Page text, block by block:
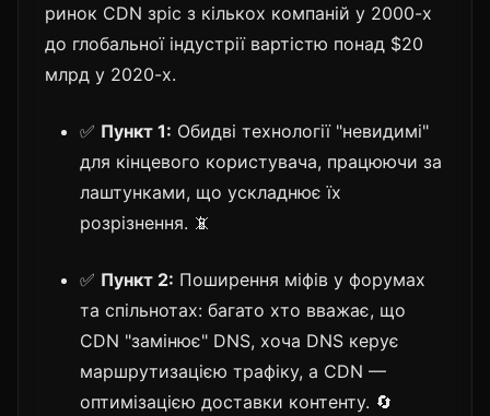
ринок CDN зріс з кількох компаній у 2000-х
до глобальної індустрії вартістю понад $20
млрд у 2020-х.
✅ Пункт 1: Обидві технології "невидимі"
для кінцевого користувача, працюючи за
лаштунками, що ускладнює їх
розрізнення. 📵
✅ Пункт 2: Поширення міфів у форумах
та спільнотах: багато хто вважає, що
CDN "замінює" DNS, хоча DNS керує
маршрутизацією трафіку, а CDN —
оптимізацією доставки контенту. 🔄